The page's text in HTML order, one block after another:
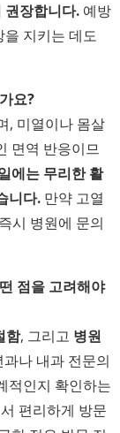
권장합니다. 예방
지키는 데도
요?
, 미열이나 몸살
면역 반응이므
에는 무리한 활
니다. 만약 고열
시 병원에 문의
점을 고려해야
함, 그리고 병원
나 내과 전문의
적인지 확인하는
편리하게 방문